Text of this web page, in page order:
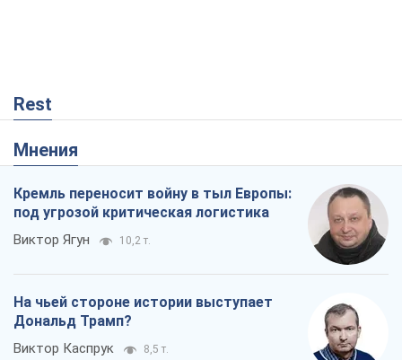
Rest
Мнения
Кремль переносит войну в тыл Европы:
под угрозой критическая логистика
Виктор Ягун 10,2 т.
На чьей стороне истории выступает
Дональд Трамп?
Виктор Каспрук 8,5 т.